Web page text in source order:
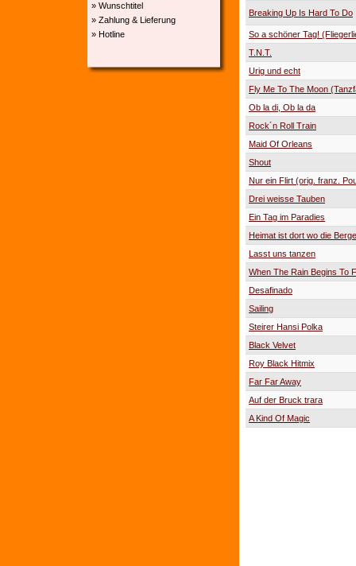
» Wunschtitel
» Zahlung & Lieferung
» Hotline
Breaking Up Is Hard To Do
So a schöner Tag!
T.N.T.
Urig und echt
Fly Me To The Moon
Ob la di, Ob la da
Rock´n Roll Train
Maid Of Orleans
Shout
Nur ein Flirt (orig. franz.
Drei weisse Tauben
Ein Tag im Paradies
Heimat ist dort wo die
Lasst uns tanzen
When The Rain Begins To
Desafinado
Sailing
Steirer Hansi Polka
Black Velvet
Roy Black Hitmix
Far Far Away
Auf der Bruck trara
A Kind Of Magic